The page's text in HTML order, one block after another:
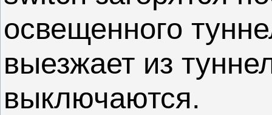
освещенного
выезжает из
выключаются.